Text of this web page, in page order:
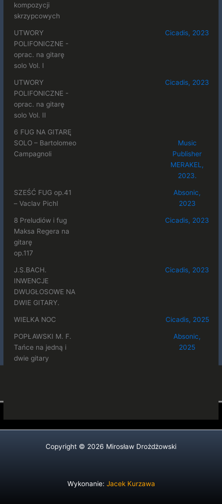
kompozycji
skrzypcowych
UTWORY
POLIFONICZNE -
oprac. na gitarę
solo Vol. I
Cicadis, 2023
UTWORY
POLIFONICZNE -
oprac. na gitarę
solo Vol. II
Cicadis, 2023
6 FUG NA GITARĘ
SOLO – Bartolomeo
Campagnoli
Music
Publisher
MERAKEL,
2023.
SZEŚĆ FUG op.41
– Vaclav Pichl
Absonic,
2023
8 Preludiów i fug
Maksa Regera na
gitarę
op.117
Cicadis, 2023
J.S.BACH.
INWENCJE
DWUGŁOSOWE NA
DWIE GITARY.
Cicadis, 2023
WIELKA NOC Cicadis, 2025
POPŁAWSKI M. F.
Tańce na jedną i
dwie gitary
Absonic,
2025
Copyright © 2026 Mirosław Drożdżowski
Wykonanie: Jacek Kurzawa